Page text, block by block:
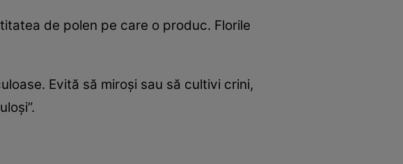
de polen pe care o produc. Florile
Evită să miroşi sau să cultivi crini,